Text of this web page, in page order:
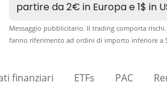
Messaggio pubblicitario. Il trading comporta
fanno riferimento ad ordini di importo inferiore a
finanziari ETFs PAC